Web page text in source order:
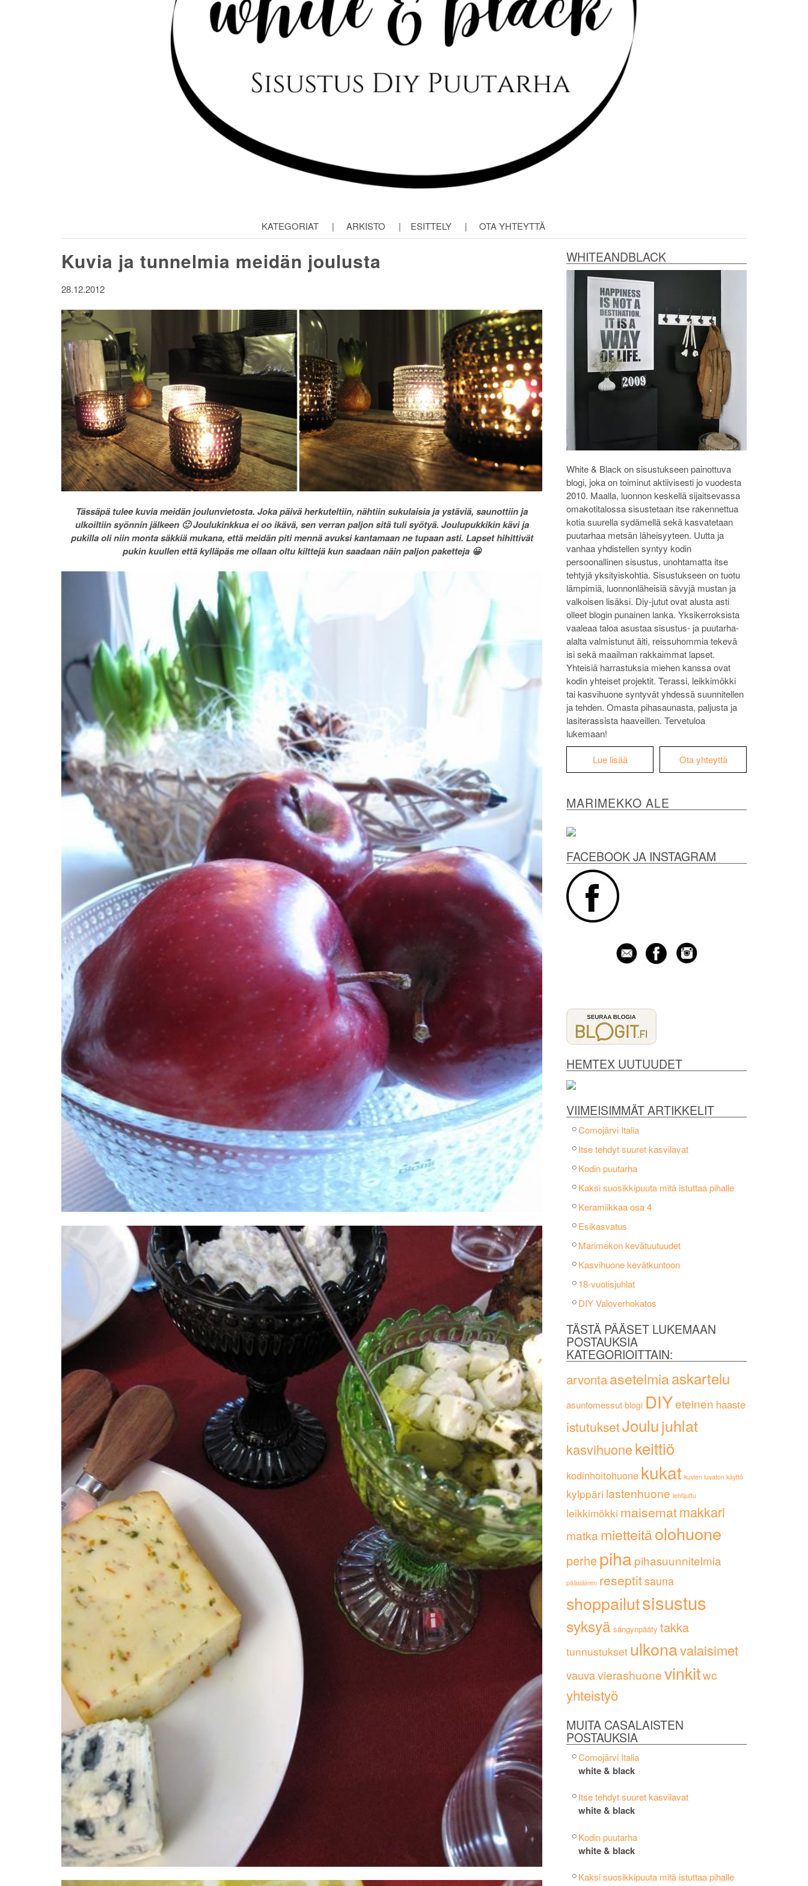
KATEGORIAT | ARKISTO | ESITTELY | OTA YHTEYTTÄ
WHITEANDBLACK
White & Black on sisustukseen painottuva
blogi, joka on toiminut aktiivisesti jo vuodesta
2010. Maalla, luonnon keskellä sijaitsevassa
omakotitalossa sisustetaan itse rakennettua
kotia suurella sydämellä sekä kasvatetaan
puutarhaa metsän läheisyyteen. Uutta ja
vanhaa yhdistellen syntyy kodin
persoonallinen sisustus, unohtamatta itse
tehtyjä yksityiskohtia. Sisustukseen on tuotu
lämpimiä, luonnonläheisiä sävyjä mustan ja
valkoisen lisäksi. Diy-jutut ovat alusta asti
olleet blogin punainen lanka. Yksikerroksista
vaaleaa taloa asustaa sisustus- ja puutarha-
alalta valmistunut äiti, reissuhommia tekevä
isi sekä maailman rakkaimmat lapset.
Yhteisiä harrastuksia miehen kanssa ovat
kodin yhteiset projektit. Terassi, leikkimökki
tai kasvihuone syntyvät yhdessä suunnitellen
ja tehden. Omasta pihasaunasta, paljusta ja
lasiterassista haaveillen. Tervetuloa
lukemaan!
Lue lisää Ota yhteyttä
MARIMEKKO ALE
FACEBOOK JA INSTAGRAM
HEMTEX UUTUUDET
VIIMEISIMMÄT ARTIKKELIT
Comojärvi Italia
Itse tehdyt suuret kasvilavat
Kodin puutarha
Kaksi suosikkipuuta mitä istuttaa pihalle
Keramiikkaa osa 4
Esikasvatus
Marimekon kevätuutuudet
Kasvihuone kevätkuntoon
18-vuotisjuhlat
DIY Valoverhokatos
TÄSTÄ PÄÄSET LUKEMAAN
POSTAUKSIA
KATEGORIOITTAIN:
arvontaasetelmiaaskartelu
asuntomessut blogi DIYeteinen haaste
istutuksetJoulujuhlat
kasvihuonekeittiö
kodinhoitohuone kukat kuvien luvaton käyttö
kylppäri lastenhuone lehtijuttu
leikkimökki maisematmakkari
matkamietteitäolohuone
perhepihapihasuunnitelmia
pääsiäinen reseptitsauna
shoppailutsisustus
syksyä sängynpääty takka
tunnustukset ulkonavalaisimet
vauvavierashuonevinkitwc
yhteistyö
MUITA CASALAISTEN
POSTAUKSIA
Comojärvi Italia
white & black
Itse tehdyt suuret kasvilavat
white & black
Kodin puutarha
white & black
Kaksi suosikkipuuta mitä istuttaa pihalle
Kuvia ja tunnelmia meidän joulusta
28.12.2012
Tässäpä tulee kuvia meidän joulunvietosta. Joka päivä herkuteltiin, nähtiin sukulaisia ja ystäviä, saunottiin ja
ulkoiltiin syönnin jälkeen 🙂 Joulukinkkua ei oo ikävä, sen verran paljon sitä tuli syötyä. Joulupukkikin kävi ja
pukilla oli niin monta säkkiä mukana, että meidän piti mennä avuksi kantamaan ne tupaan asti. Lapset hihittivät
pukin kuullen että kylläpäs me ollaan oltu kilttejä kun saadaan näin paljon paketteja 😀